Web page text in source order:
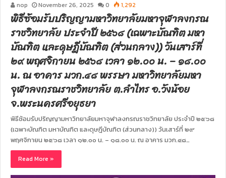
nop November 26, 2025 0 1,292
พิธีซ้อมรับปริญญามหาวิทยาลัยมหาจุฬาลงกรณ
ราชวิทยาลัย ประจำปี ๒๕๖๘ (เฉพาะบัณฑิต มหา
บัณฑิต และดุษฎีบัณฑิต (ส่วนกลาง)) วันเสาร์ที่
๒๙ พฤศจิกายน ๒๕๖๘ เวลา ๑๒.๐๐ น. – ๑๘.๐๐
น. ณ อาคาร มวก.๔๘ พรรษา มหาวิทยาลัยมหา
จุฬาลงกรณราชวิทยาลัย ต.ลำไทร อ.วังน้อย
จ.พระนครศรีอยุธยา
พิธีซ้อมรับปริญญามหาวิทยาลัยมหาจุฬาลงกรณราชวิทยาลัย ประจำปี ๒๕๖๘
(เฉพาะบัณฑิต มหาบัณฑิต และดุษฎีบัณฑิต (ส่วนกลาง)) วันเสาร์ที่ ๒๙
พฤศจิกายน ๒๕๖๘ เวลา ๑๒.๐๐ น. – ๑๘.๐๐ น. ณ อาคาร มวก.๔๘…
Read More »